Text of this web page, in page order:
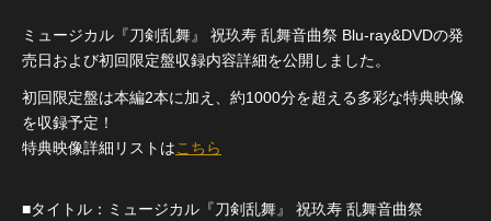
ミュージカル『刀剣乱舞』 祝玖寿 乱舞音曲祭 Blu-ray&DVDの発
売日および初回限定盤収録内容詳細を公開しました。
初回限定盤は本編2本に加え、約1000分を超える多彩な特典映像
を収録予定！
特典映像詳細リストはこちら
■タイトル：ミュージカル『刀剣乱舞』 祝玖寿 乱舞音曲祭